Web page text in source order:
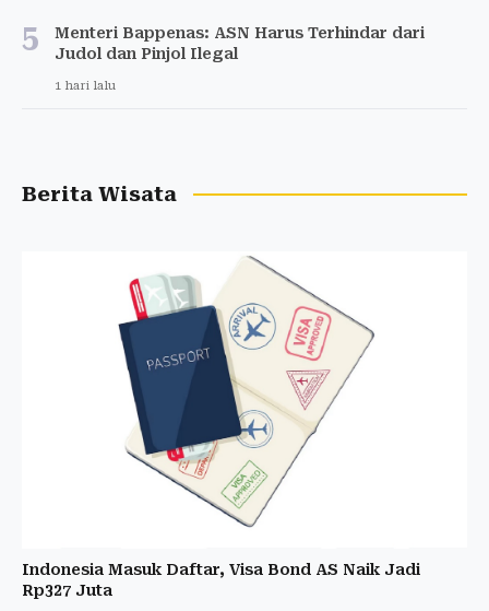
5
Menteri Bappenas: ASN Harus Terhindar dari
Judol dan Pinjol Ilegal
1 hari lalu
Berita Wisata
Indonesia Masuk Daftar, Visa Bond AS Naik Jadi
Rp327 Juta